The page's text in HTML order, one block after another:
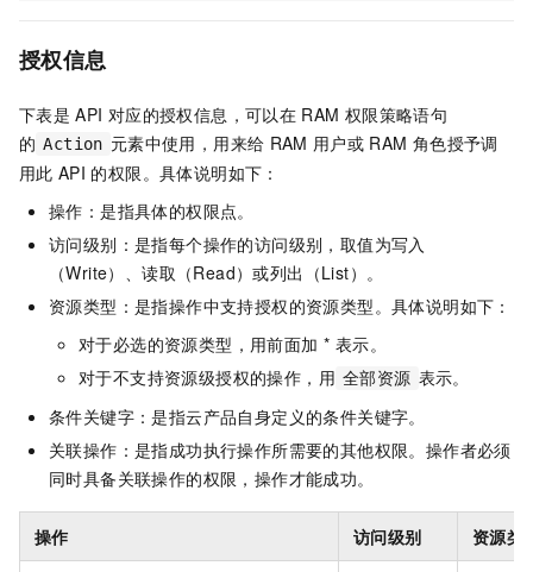
授权信息
下表是 API 对应的授权信息，可以在 RAM 权限策略语句
的 Action 元素中使用，用来给 RAM 用户或 RAM 角色授予调
用此 API 的权限。具体说明如下：
操作：是指具体的权限点。
访问级别：是指每个操作的访问级别，取值为写入
（Write）、读取（Read）或列出（List）。
资源类型：是指操作中支持授权的资源类型。具体说明如下：
对于必选的资源类型，用前面加 * 表示。
对于不支持资源级授权的操作，用 全部资源 表示。
条件关键字：是指云产品自身定义的条件关键字。
关联操作：是指成功执行操作所需要的其他权限。操作者必须
同时具备关联操作的权限，操作才能成功。
操作 访问级别 资源类